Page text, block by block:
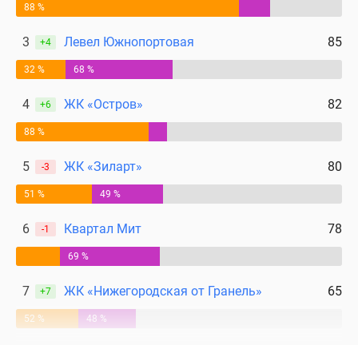
88 %
3 +4 Левел Южнопортовая 85
32 % 68 %
4 +6 ЖК «Остров» 82
88 %
5 -3 ЖК «Зиларт» 80
51 % 49 %
6 -1 Квартал Мит 78
69 %
7 +7 ЖК «Нижегородская от Гранель» 65
52 % 48 %